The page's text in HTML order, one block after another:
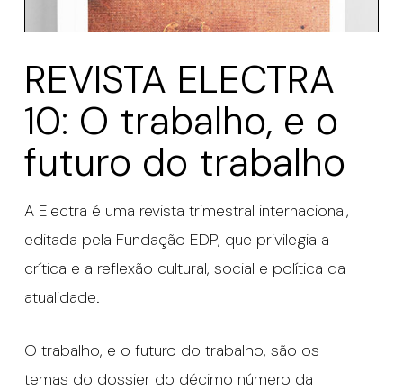
REVISTA ELECTRA
10: O trabalho, e o
futuro do trabalho
A Electra é uma revista trimestral internacional,
editada pela Fundação EDP, que privilegia a
crítica e a reflexão cultural, social e política da
atualidade.
O trabalho, e o futuro do trabalho, são os
temas do dossier do décimo número da